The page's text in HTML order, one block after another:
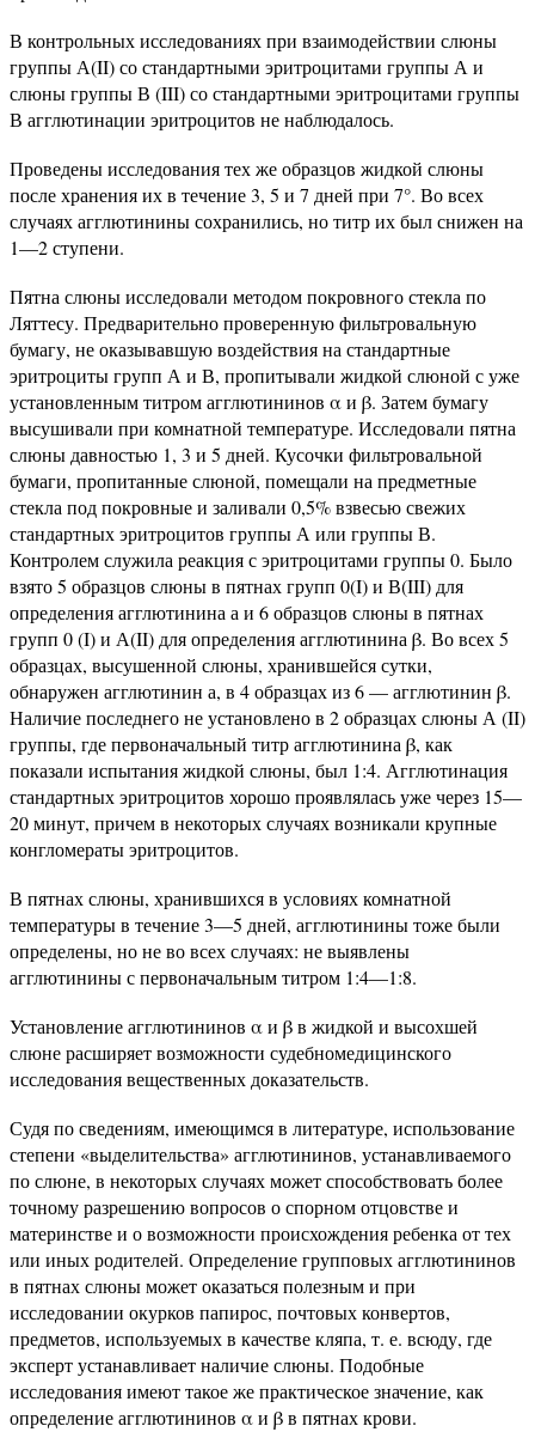
В контрольных исследованиях при взаимодействии слюны
группы А(II) со стандартными эритроцитами группы А и
слюны группы В (III) со стандартными эритроцитами группы
В агглютинации эритроцитов не наблюдалось.
Проведены исследования тех же образцов жидкой слюны
после хранения их в течение 3, 5 и 7 дней при 7°. Во всех
случаях агглютинины сохранились, но титр их был снижен на
1—2 ступени.
Пятна слюны исследовали методом покровного стекла по
Ляттесу. Предварительно проверенную фильтровальную
бумагу, не оказывавшую воздействия на стандартные
эритроциты групп А и В, пропитывали жидкой слюной с уже
установленным титром агглютининов α и β. Затем бумагу
высушивали при комнатной температуре. Исследовали пятна
слюны давностью 1, 3 и 5 дней. Кусочки фильтровальной
бумаги, пропитанные слюной, помещали на предметные
стекла под покровные и заливали 0,5% взвесью свежих
стандартных эритроцитов группы А или группы В.
Контролем служила реакция с эритроцитами группы 0. Было
взято 5 образцов слюны в пятнах групп 0(I) и В(III) для
определения агглютинина а и 6 образцов слюны в пятнах
групп 0 (I) и А(II) для определения агглютинина β. Во всех 5
образцах, высушенной слюны, хранившейся сутки,
обнаружен агглютинин а, в 4 образцах из 6 — агглютинин β.
Наличие последнего не установлено в 2 образцах слюны А (II)
группы, где первоначальный титр агглютинина β, как
показали испытания жидкой слюны, был 1:4. Агглютинация
стандартных эритроцитов хорошо проявлялась уже через 15—
20 минут, причем в некоторых случаях возникали крупные
конгломераты эритроцитов.
В пятнах слюны, хранившихся в условиях комнатной
температуры в течение 3—5 дней, агглютинины тоже были
определены, но не во всех случаях: не выявлены
агглютинины с первоначальным титром 1:4—1:8.
Установление агглютининов α и β в жидкой и высохшей
слюне расширяет возможности судебномедицинского
исследования вещественных доказательств.
Судя по сведениям, имеющимся в литературе, использование
степени «выделительства» агглютининов, устанавливаемого
по слюне, в некоторых случаях может способствовать более
точному разрешению вопросов о спорном отцовстве и
материнстве и о возможности происхождения ребенка от тех
или иных родителей. Определение групповых агглютининов
в пятнах слюны может оказаться полезным и при
исследовании окурков папирос, почтовых конвертов,
предметов, используемых в качестве кляпа, т. е. всюду, где
эксперт устанавливает наличие слюны. Подобные
исследования имеют такое же практическое значение, как
определение агглютининов α и β в пятнах крови.